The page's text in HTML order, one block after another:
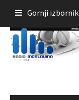
sadržaja
Gornji izbornik